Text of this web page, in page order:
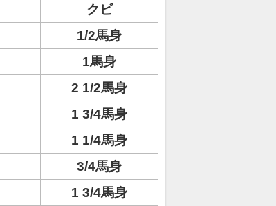
クビ
1/2馬身
1馬身
2 1/2馬身
1 3/4馬身
1 1/4馬身
3/4馬身
1 3/4馬身